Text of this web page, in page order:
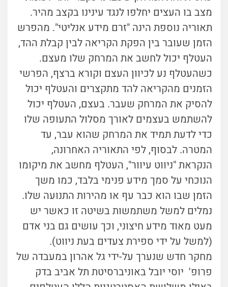
מצב בו העצים יחלפו לנגד עינינו בקצב מהיר.
תאוריה נוספת הינה "זרם מידע אנליטי". מהפרש
הזמן שעובר בין הפקת הקריאה לבין קבלת ההד,
העטלף יכול לחשב את המרחק שלו מעצם.
כשהעטלף נע לכיוון העצם וקורא ברצף, הפרשי
הזמנים מהקריאה להד מתקצרים והעטלף יכול
להסיק את המרחק שעבר. בעצם, העטלף יכול
להשתמש בעצמים לאורך מסלול התעופה שלו
כדי לדעת תמיד את המרחק שהוא עבר, עד
המטרה. לבסוף, לפי התאוריה האחרונה,
הנקראת "ניווט עיוור", העטלף מחשב את מיקומו
הנוכחי על סמך מידע פנימי בלבד, כמו משך
הזמן שבו הוא כבר עף או מהירות התנועה שלו.
נמלים למשל משתמשות בשיטה זו כאשר יש
מעט מאוד מידע חיצוני, וכך עושים גם בני אדם
(למשל על ידי ספירת צעדים בעת ניווט).
מחקר חדש שנערך על-ידי גל אהרון במעבדה של
פרופ' יוסי יובל באוניברסיטת תל אביב בדק